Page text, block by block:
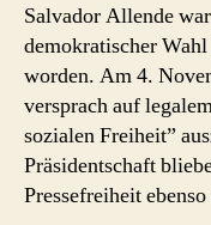
Salvador Allende
demokratischer
worden. Am 4.
versprach auf
sozialen Freiheit”
Präsidentschaft
Pressefreiheit